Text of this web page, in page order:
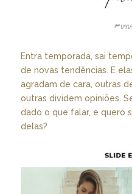
Entra temporada, sai
de novas tendências. E
agradam de cara, outras
outras dividem opiniões.
dado o que falar, e quero
delas?